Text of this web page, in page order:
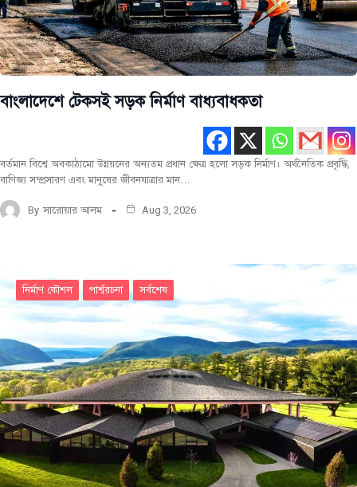
বাংলাদেশে টেকসই সড়ক নির্মাণ বাধ্যবাধকতা
বর্তমান বিশ্বে অবকাঠামো উন্নয়নের অন্যতম প্রধান ক্ষেত্র হলো সড়ক নির্মাণ। অর্থনৈতিক প্রবৃদ্ধি,
বাণিজ্য সম্প্রসারণ এবং মানুষের জীবনযাত্রার মান…
By সারোয়ার আলম Aug 3, 2026
নির্মাণ কৌশল পার্শ্বরচনা সর্বশেষ